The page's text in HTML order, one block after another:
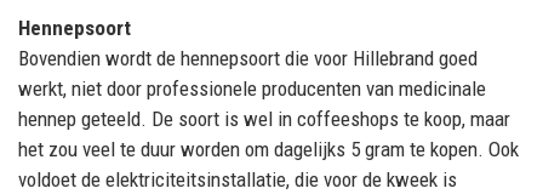
Hennepsoort
Bovendien wordt de hennepsoort die voor Hillebrand goed
werkt, niet door professionele producenten van medicinale
hennep geteeld. De soort is wel in coffeeshops te koop, maar
het zou veel te duur worden om dagelijks 5 gram te kopen. Ook
voldoet de elektriciteitsinstallatie, die voor de kweek is